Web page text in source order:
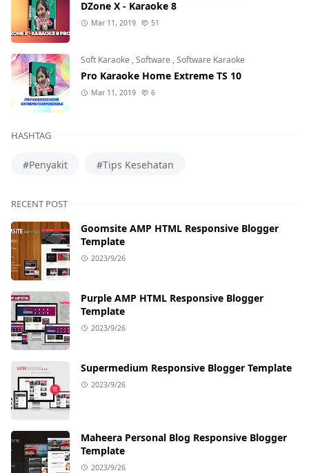
DZone X - Karaoke 8
Mar 11, 2019 51
Soft Karaoke ,Software ,Software Karaoke
Pro Karaoke Home Extreme TS 10
Mar 11, 2019 6
HASHTAG
#Penyakit #Tips Kesehatan
RECENT POST
Goomsite AMP HTML Responsive Blogger
Template
2023/9/26
Purple AMP HTML Responsive Blogger
Template
2023/9/26
Supermedium Responsive Blogger Template
2023/9/26
Maheera Personal Blog Responsive Blogger
Template
2023/9/26